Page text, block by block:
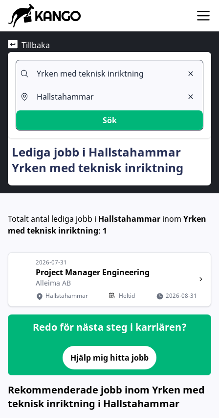
Tillbaka
Sök
Lediga jobb i Hallstahammar
Yrken med teknisk inriktning
Totalt antal lediga jobb i Hallstahammar inom Yrken
med teknisk inriktning: 1
2026-07-31
Project Manager Engineering
Alleima AB
Hallstahammar Heltid 2026-08-31
Redo för nästa steg i karriären?
Hjälp mig hitta jobb
Rekommenderade jobb inom Yrken med
teknisk inriktning i Hallstahammar